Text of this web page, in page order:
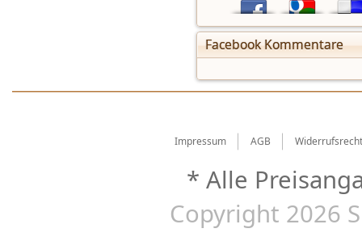
Facebook Kommentare
Impressum AGB Widerrufsrecht
* Alle
Copyright 2026